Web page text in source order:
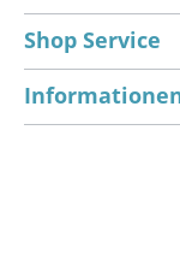
Shop Service